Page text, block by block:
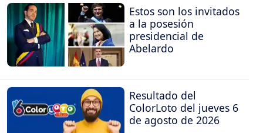
Estos son los invitados
a la posesión
presidencial de
Abelardo
Resultado del
ColorLoto del jueves 6
de agosto de 2026